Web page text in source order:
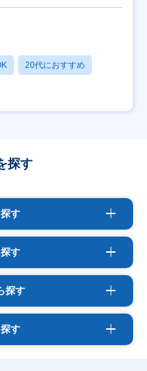
20代におすすめ
探す
す
す
探す
す